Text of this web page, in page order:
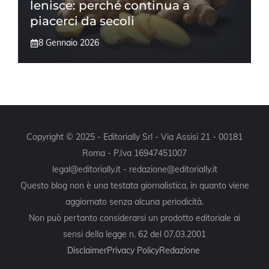
lenisce: perché continua a
piacerci da secoli
8 Gennaio 2026
Copyright © 2025 - Editorially Srl - Via Assisi 21 - 00181
Roma - P.Iva 16947451007
legal@editorially.it - redazione@editorially.it
Questo blog non è una testata giornalistica, in quanto viene
aggiornato senza alcuna periodicità.
Non può pertanto considerarsi un prodotto editoriale ai
sensi della legge n. 62 del 07.03.2001
DisclaimerPrivacy PolicyRedazione